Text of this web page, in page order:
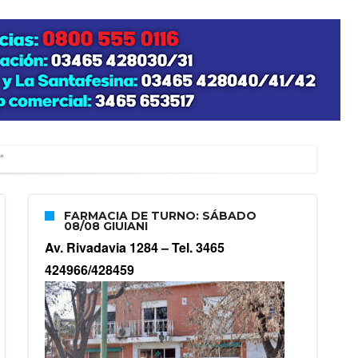
su nacimiento
FARMACIA DE TURNO: SÁBADO
08/08 GIUIANI
Av. Rivadavia 1284 –Tel. 3465
424966/428459